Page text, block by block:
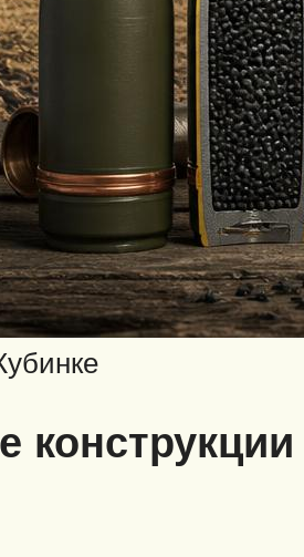
конструкции